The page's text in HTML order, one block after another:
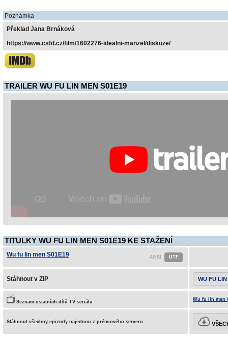
Poznámka
Překlad Jana Brnáková
https://www.csfd.cz/film/1602276-idealni-manzel/diskuze/
TRAILER WU FU LIN MEN S01E19
TITULKY WU FU LIN MEN S01E19 KE STAŽENÍ
Wu fu lin men S01E19
Stáhnout v ZIP WU FU LIN
Seznam ostatních dílů TV seriálu Wu fu lin men
Stáhnout všechny epizody najednou z prémiového serveru